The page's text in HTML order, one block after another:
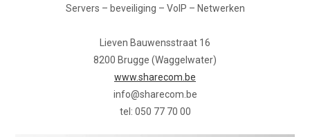
Servers – beveiliging – VoIP – Netwerken
Lieven Bauwensstraat 16
8200 Brugge (Waggelwater)
www.sharecom.be
info@sharecom.be
tel: 050 77 70 00